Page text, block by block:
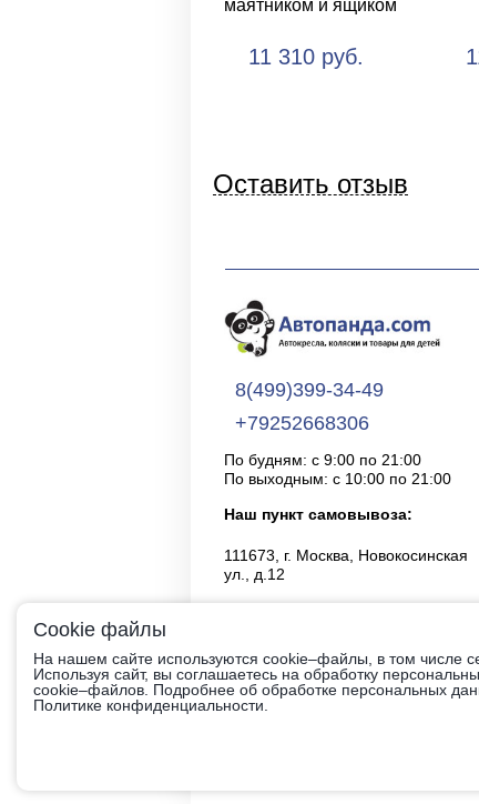
маятником и ящиком
11 310 руб.
Оставить отзыв
8(499)399-34-49
+79252668306
По будням: с 9:00 по 21:00
По выходным: с 10:00 по 21:00
Наш пункт самовывоза:
111673, г. Москва, Новокосинская
ул., д.12
Вся информация на сайте
Cookie файлы
На нашем сайте используются cookie–файлы, в том числе
Используя сайт, вы соглашаетесь на обработку
cookie–файлов. Подробнее об обработке персональных
Политике конфиденциальности.